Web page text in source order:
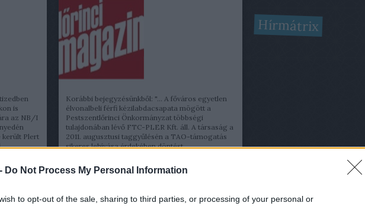
Do Not Process My Personal Information
to opt-out of the sale, sharing to third parties, or processing of your personal or
is
az NB/I
került Plert
Korábbi bejegyzésünkből: "... A főváros egyetlen
élvonalbeli férfi kézilabdacsapata mögött a
Pestszentlőrinci Önkormányzat többségi
tulajdonában lévő FTC-PLER Kft. áll. A társaság a
2011. augusztusi taggyűlésén a TAO-támogatás
sikeres lehívása érdekében döntést…
Hírmátrix